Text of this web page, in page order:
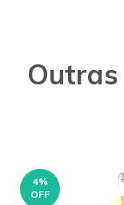
4%
OFF